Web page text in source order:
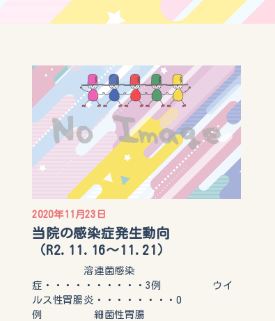
2020年11月23日
当院の感染症発生動向
（R2.11.16～11.21）
溶連菌感染
症・・・・・・・・・・3例 ウイ
ルス性胃腸炎・・・・・・・・0
例 細菌性胃腸